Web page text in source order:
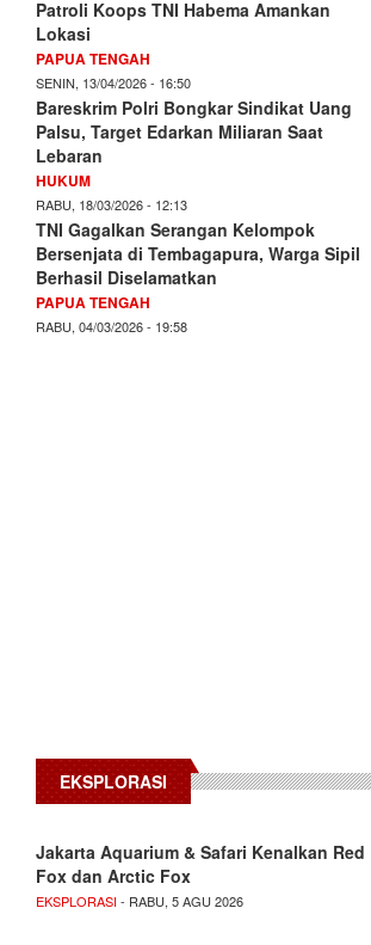
Patroli Koops TNI Habema Amankan
Lokasi
PAPUA TENGAH
SENIN, 13/04/2026 - 16:50
Bareskrim Polri Bongkar Sindikat Uang
Palsu, Target Edarkan Miliaran Saat
Lebaran
HUKUM
RABU, 18/03/2026 - 12:13
TNI Gagalkan Serangan Kelompok
Bersenjata di Tembagapura, Warga Sipil
Berhasil Diselamatkan
PAPUA TENGAH
RABU, 04/03/2026 - 19:58
EKSPLORASI
Jakarta Aquarium & Safari Kenalkan Red
Fox dan Arctic Fox
EKSPLORASI- RABU, 5 AGU 2026